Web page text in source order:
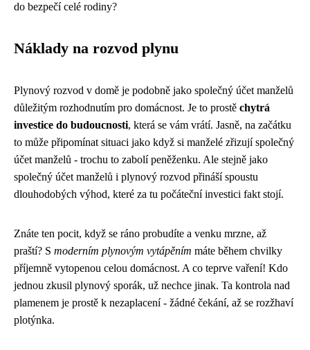
do bezpečí celé rodiny?
Náklady na rozvod plynu
Plynový rozvod v domě je podobně jako společný účet manželů
důležitým rozhodnutím pro domácnost. Je to prostě chytrá
investice do budoucnosti, která se vám vrátí. Jasně, na začátku
to může připomínat situaci jako když si manželé zřizují společný
účet manželů - trochu to zabolí peněženku. Ale stejně jako
společný účet manželů i plynový rozvod přináší spoustu
dlouhodobých výhod, které za tu počáteční investici fakt stojí.
Znáte ten pocit, když se ráno probudíte a venku mrzne, až
praští? S moderním plynovým vytápěním máte během chvilky
příjemně vytopenou celou domácnost. A co teprve vaření! Kdo
jednou zkusil plynový sporák, už nechce jinak. Ta kontrola nad
plamenem je prostě k nezaplacení - žádné čekání, až se rozžhaví
plotýnka.